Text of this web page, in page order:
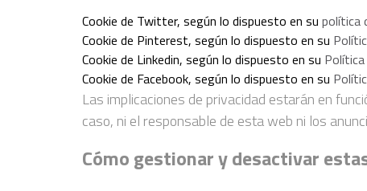
Cookie de Twitter, según lo dispuesto en su política
Cookie de Pinterest, según lo dispuesto en su
Cookie de Linkedin, según lo dispuesto en su
Cookie de Facebook, según lo dispuesto en su
Las implicaciones de privacidad estarán en
caso, ni el responsable de esta web ni los
Cómo gestionar y desactivar